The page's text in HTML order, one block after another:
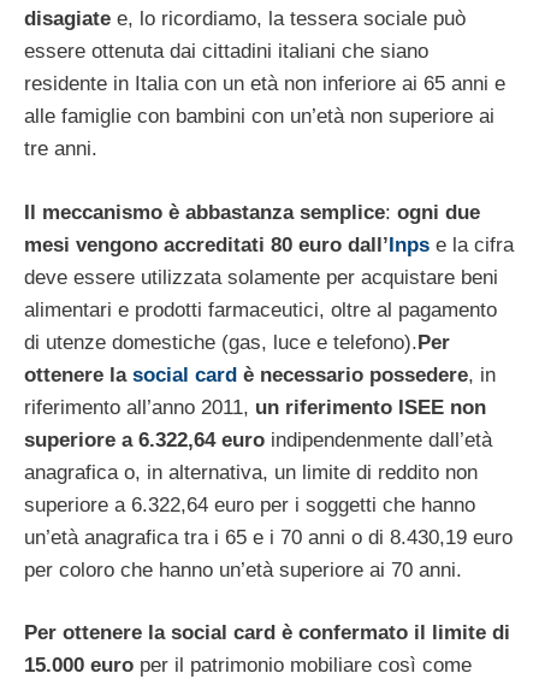
disagiate e, lo ricordiamo, la tessera sociale può
essere ottenuta dai cittadini italiani che siano
residente in Italia con un età non inferiore ai 65 anni e
alle famiglie con bambini con un’età non superiore ai
tre anni.
Il meccanismo è abbastanza semplice: ogni due
mesi vengono accreditati 80 euro dall’Inps e la cifra
deve essere utilizzata solamente per acquistare beni
alimentari e prodotti farmaceutici, oltre al pagamento
di utenze domestiche (gas, luce e telefono).Per
ottenere la social card è necessario possedere, in
riferimento all’anno 2011, un riferimento ISEE non
superiore a 6.322,64 euro indipendenmente dall’età
anagrafica o, in alternativa, un limite di reddito non
superiore a 6.322,64 euro per i soggetti che hanno
un’età anagrafica tra i 65 e i 70 anni o di 8.430,19 euro
per coloro che hanno un’età superiore ai 70 anni.
Per ottenere la social card è confermato il limite di
15.000 euro per il patrimonio mobiliare così come